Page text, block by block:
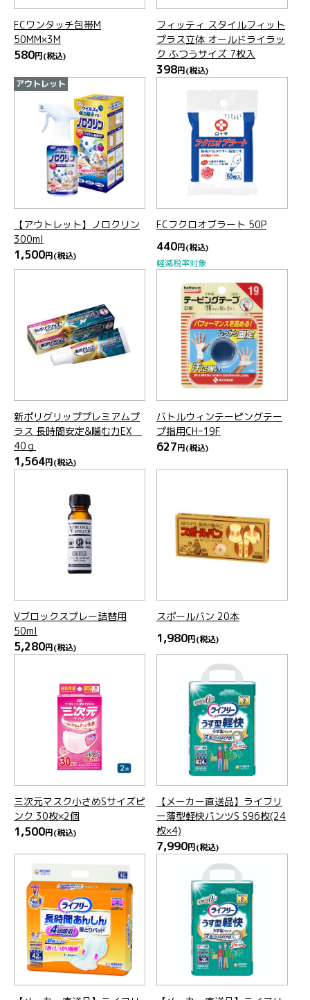
FCワンタッチ包帯M
50MM×3M
580円(税込)
フィッティ スタイルフィット
プラス立体 オールドライラッ
ク ふつうサイズ 7枚入
398円(税込)
アウトレット
【アウトレット】ノロクリン
300ml
1,500円(税込)
FCフクロオブラート 50P
440円(税込)
軽減税率対象
新ポリグリッププレミアムプ
ラス 長時間安定&噛む力EX
40ｇ
1,564円(税込)
バトルウィンテーピングテー
プ指用CHｰ19F
627円(税込)
Vブロックスプレー詰替用
50ml
5,280円(税込)
スポールバン 20本
1,980円(税込)
三次元マスク小さめSサイズピ
ンク 30枚×2個
1,500円(税込)
【メーカー直送品】ライフリ
ー薄型軽快パンツS S96枚(24
枚×4)
7,990円(税込)